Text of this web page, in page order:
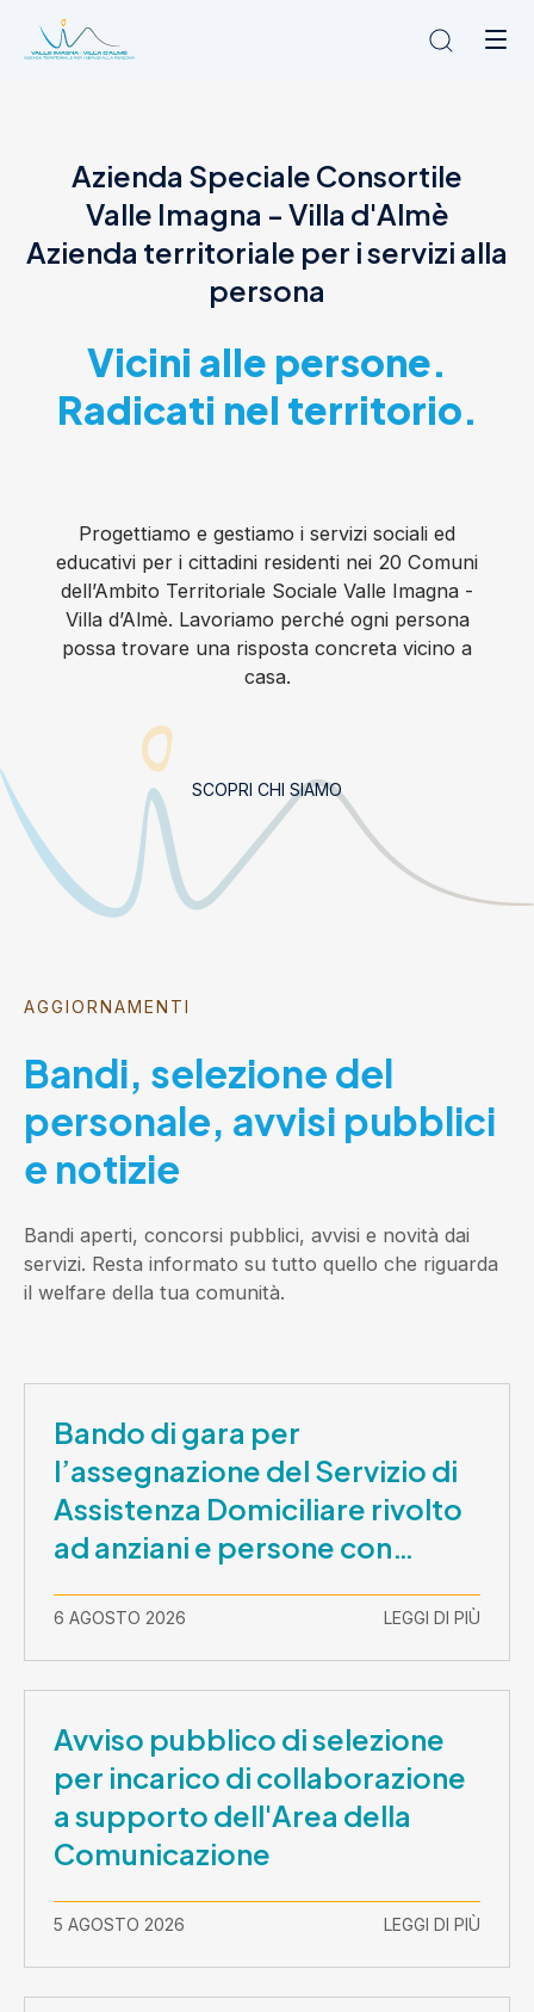
L'Ambito
Cosa facciamo
News
Amministrazione trasparente
Azienda Speciale Consortile
Valle Imagna - Villa d'Almè
Azienda territoriale per i servizi alla
persona
Vicini alle persone.
Radicati nel territorio.
Progettiamo e gestiamo i servizi sociali ed
educativi per i cittadini residenti nei 20 Comuni
dell’Ambito Territoriale Sociale Valle Imagna -
Villa d’Almè. Lavoriamo perché ogni persona
possa trovare una risposta concreta vicino a
casa.
SCOPRI CHI SIAMO
AGGIORNAMENTI
Bandi, selezione del
personale, avvisi pubblici
e notizie
Bandi aperti, concorsi pubblici, avvisi e novità dai
servizi. Resta informato su tutto quello che riguarda
il welfare della tua comunità.
Bando di gara per
l’assegnazione del Servizio di
Assistenza Domiciliare rivolto
ad anziani e persone con
2026-30 settembre 2029
6 AGOSTO 2026 LEGGI DI PIÙ
Avviso pubblico di selezione
per incarico di collaborazione
a supporto dell'Area della
Comunicazione
5 AGOSTO 2026 LEGGI DI PIÙ